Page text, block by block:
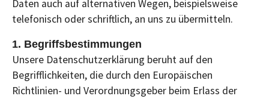
Daten auch auf alternativen Wegen, beispielsweise
telefonisch oder schriftlich, an uns zu übermitteln.
1. Begriffsbestimmungen
Unsere Datenschutzerklärung beruht auf den
Begrifflichkeiten, die durch den Europäischen
Richtlinien- und Verordnungsgeber beim Erlass der